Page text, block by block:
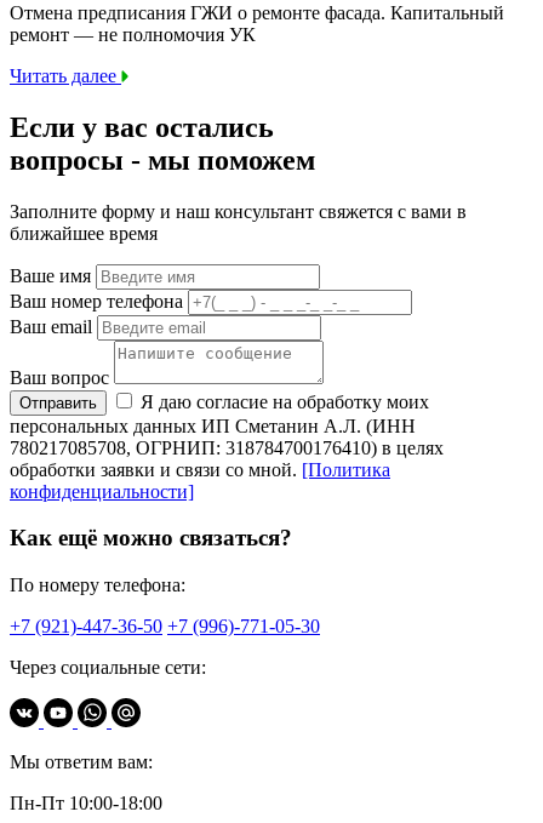
Отмена предписания ГЖИ о ремонте фасада. Капитальный
ремонт — не полномочия УК
Читать далее
Если у вас остались
вопросы - мы поможем
Заполните форму и наш консультант свяжется с вами в
ближайшее время
Ваше имя
Ваш номер телефона
Ваш email
Ваш вопрос
Отправить
Я даю согласие на обработку моих
персональных данных ИП Сметанин А.Л. (ИНН
780217085708, ОГРНИП: 318784700176410) в целях
обработки заявки и связи со мной. [Политика
конфиденциальности]
Как ещё можно связаться?
По номеру телефона:
+7 (921)-447-36-50 +7 (996)-771-05-30
Через социальные сети:
Мы ответим вам:
Пн-Пт 10:00-18:00